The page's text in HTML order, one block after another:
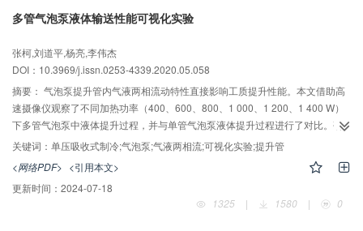
357.65 kJ/(kg?h)，满足夏季制冷送风空调系统维持室内恒温的需求，且显示了
多管气泡泵液体输送性能可视化实验
张柯,刘道平,杨亮,李伟杰
DOI：10.3969/j.issn.0253-4339.2020.05.058
摘要： 气泡泵提升管内气液两相流动特性直接影响工质提升性能。本文借助高
速摄像仪观察了不同加热功率（400、600、800、1 000、1 200、1 400 W）
下多管气泡泵中液体提升过程，并与单管气泡泵液体提升过程进行了对比。研
究结果表明，对于多管气泡泵，液体提升总量与液体提升速率随加热功率的增
大而提高，与加热功率为1200 W时相比，当加热功率为1400 W时，气泡泵液
体提升总量提高了15.16 kg，液体提升速率提高了5.08 g/s；多管气泡泵中心位
置提升管气泡数量较多，提升效果最好。对于单管气泡泵，当加热功率为400
W时，提升管数量的增加不能提高气泡泵液体提升性能；当加热功率为
关键词： 单压吸收式制冷;气泡泵;气液两相流;可视化实验;提升管
<网络PDF> <引用本文>
更新时间： 2024-07-18
1325
| 1580 | 0